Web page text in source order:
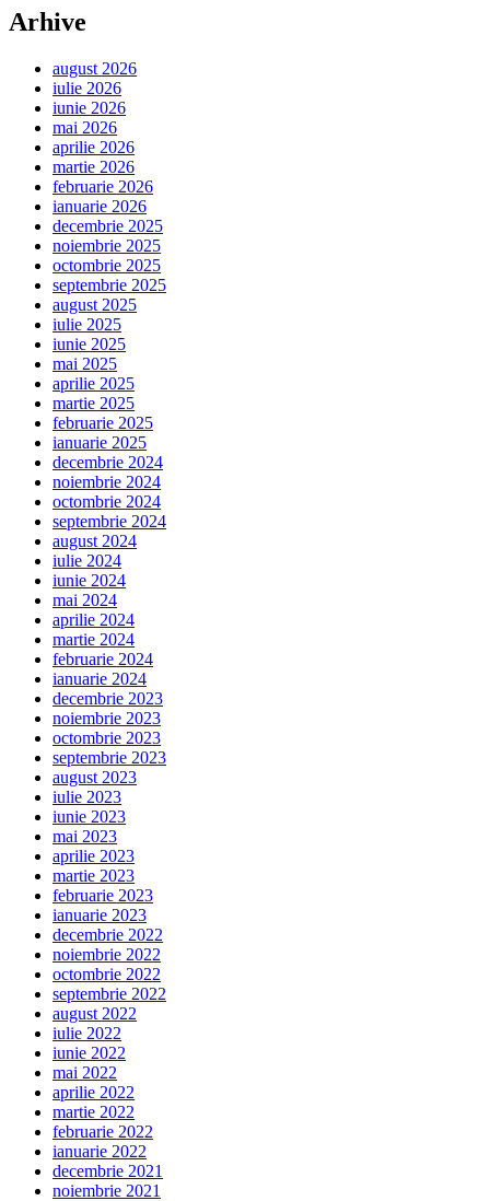
Arhive
august 2026
iulie 2026
iunie 2026
mai 2026
aprilie 2026
martie 2026
februarie 2026
ianuarie 2026
decembrie 2025
noiembrie 2025
octombrie 2025
septembrie 2025
august 2025
iulie 2025
iunie 2025
mai 2025
aprilie 2025
martie 2025
februarie 2025
ianuarie 2025
decembrie 2024
noiembrie 2024
octombrie 2024
septembrie 2024
august 2024
iulie 2024
iunie 2024
mai 2024
aprilie 2024
martie 2024
februarie 2024
ianuarie 2024
decembrie 2023
noiembrie 2023
octombrie 2023
septembrie 2023
august 2023
iulie 2023
iunie 2023
mai 2023
aprilie 2023
martie 2023
februarie 2023
ianuarie 2023
decembrie 2022
noiembrie 2022
octombrie 2022
septembrie 2022
august 2022
iulie 2022
iunie 2022
mai 2022
aprilie 2022
martie 2022
februarie 2022
ianuarie 2022
decembrie 2021
noiembrie 2021